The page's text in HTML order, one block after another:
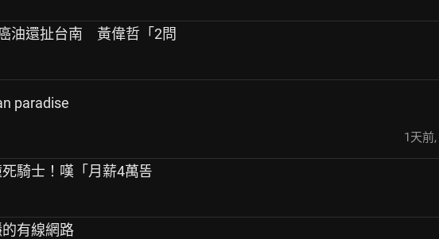
油還扯台南 黃偉哲「2問
paradise
1天前,
騎士！嘆「月薪4萬똠
有線網路